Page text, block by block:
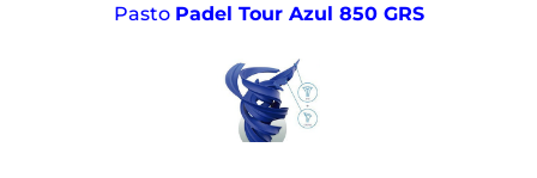
Pasto Padel Tour Azul 850 GRS